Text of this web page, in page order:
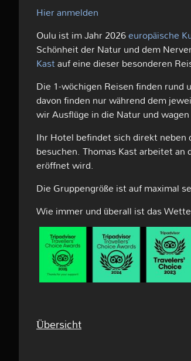
Hier anmelden
Oulu ist im Jahr 2026europäische
Schönheit der Natur und dem
Kastauf eine dieser besonderen
Die 1-wöchigen Reisen finden
davon finden nur während dem
wir Ausflüge in die Natur und
Ihr Hotel befindet sich direkt
besuchen. Thomas Kast arbeitet an
eröffnet wird.
Die Gruppengröße ist auf maximal
Wie immer und überall ist das
Übersicht